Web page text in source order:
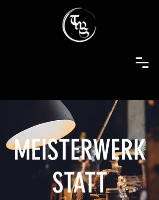
MEISTERWERK
STATT